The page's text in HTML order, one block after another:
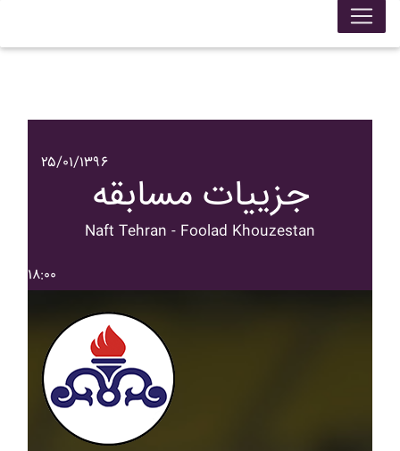
۲۵/۰۱/۱۳۹۶
جزییات مسابقه
Naft Tehran - Foolad Khouzestan
۱۸:۰۰